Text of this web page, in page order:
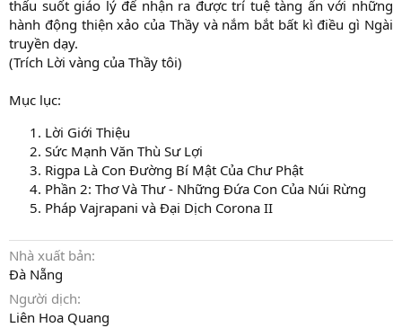
thấu suốt giáo lý để nhận ra được trí tuệ tàng ẩn với những
hành động thiện xảo của Thầy và nắm bắt bất kì điều gì Ngài
truyền dạy.
(Trích Lời vàng của Thầy tôi)
Mục lục:
Lời Giới Thiệu
Sức Mạnh Văn Thù Sư Lợi
Rigpa Là Con Đường Bí Mật Của Chư Phật
Phần 2: Thơ Và Thư - Những Đứa Con Của Núi Rừng
Pháp Vajrapani và Đại Dịch Corona II
Nhà xuất bản
Đà Nẵng
Người dịch
Liên Hoa Quang